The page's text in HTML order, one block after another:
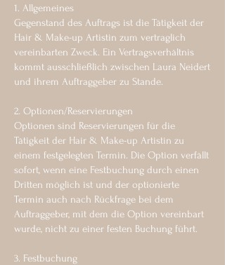
1. Allgemeines
Gegenstand des Auftrags ist die Tätigkeit der
Hair & Make-up Artistin zum vertraglich
vereinbarten Zweck. Ein Vertragsverhältnis
kommt ausschließlich zwischen Laura Neidert
und ihrem Auftraggeber zu Stande.
2. Optionen/Reservierungen
Optionen sind Reservierungen für die
Tätigkeit der Hair & Make-up Artistin zu
einem festgelegten Termin. Die Option verfällt
sofort, wenn eine Festbuchung durch einen
Dritten möglich ist und der optionierte
Termin auch nach Rückfrage bei dem
Auftraggeber, mit dem die Option vereinbart
wurde, nicht zu einer festen Buchung führt.
3. Festbuchung